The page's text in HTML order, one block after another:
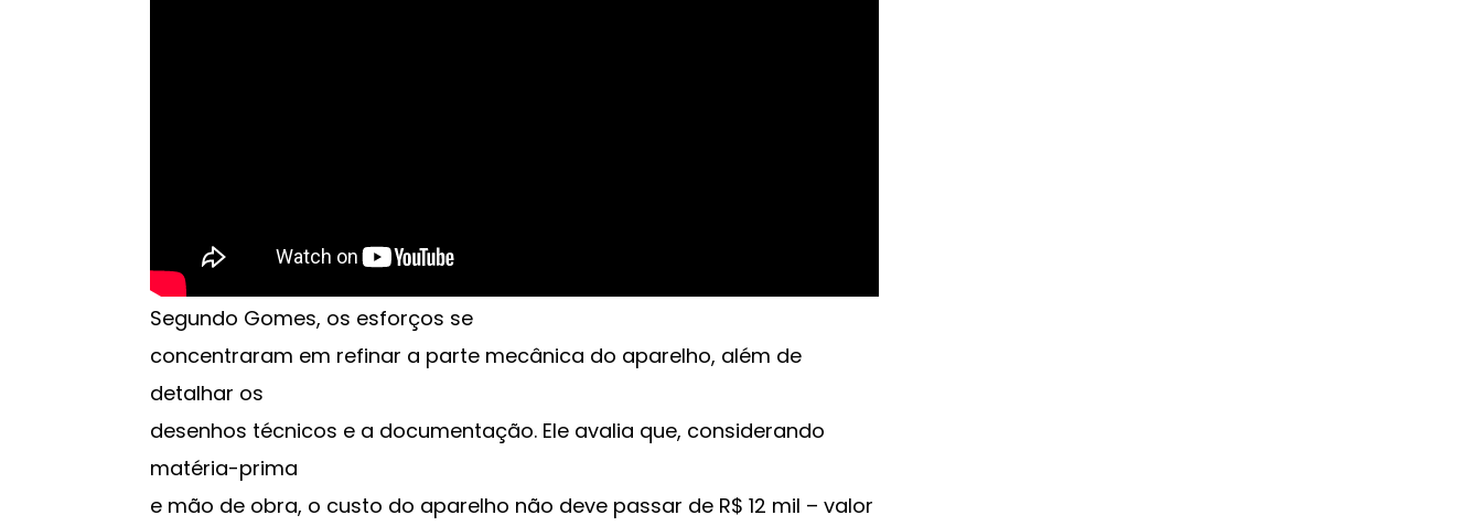
Segundo Gomes, os esforços se
concentraram em refinar a parte mecânica do aparelho, além de
detalhar os
desenhos técnicos e a documentação. Ele avalia que, considerando
matéria-prima
e mão de obra, o custo do aparelho não deve passar de R$ 12 mil – valor